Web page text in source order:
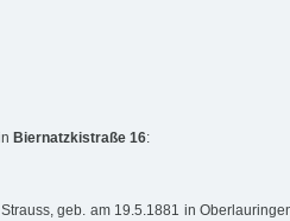
Biernatzkistraße 16:
geb. am 19.5.1881 in